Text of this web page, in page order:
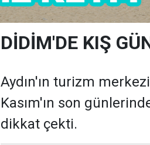
DİDİM'DE KIŞ
Aydın'ın turizm
Kasım'ın son
dikkat çekti.